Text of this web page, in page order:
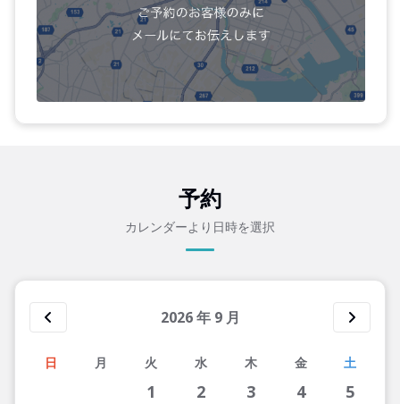
予約
カレンダーより日時を選択
2026年 9 月
日 月 火 水 木 金 土
1 2 3 4 5